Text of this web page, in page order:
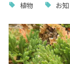
植物 お